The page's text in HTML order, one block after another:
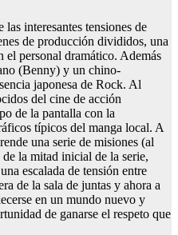
interesantes tensiones de
de producción divididos, una
el personal dramático. Además
(Benny) y un chino-
japonesa de Rock. Al
del cine de acción
de la pantalla con la
típicos del manga local. A
una serie de misiones (al
la mitad inicial de la serie,
escalada de tensión entre
de la sala de juntas y ahora a
en un mundo nuevo y
de ganarse el respeto que